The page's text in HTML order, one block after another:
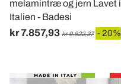
melamintræ og jern Lavet i
Italien - Badesi
kr 7.857,93 kr 9.822,37 - 20%